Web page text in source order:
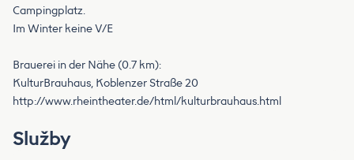
Campingplatz.
Im Winter keine V/E
Brauerei in der Nähe (0.7 km):
KulturBrauhaus, Koblenzer Straße 20
http://www.rheintheater.de/html/kulturbrauhaus.html
Služby